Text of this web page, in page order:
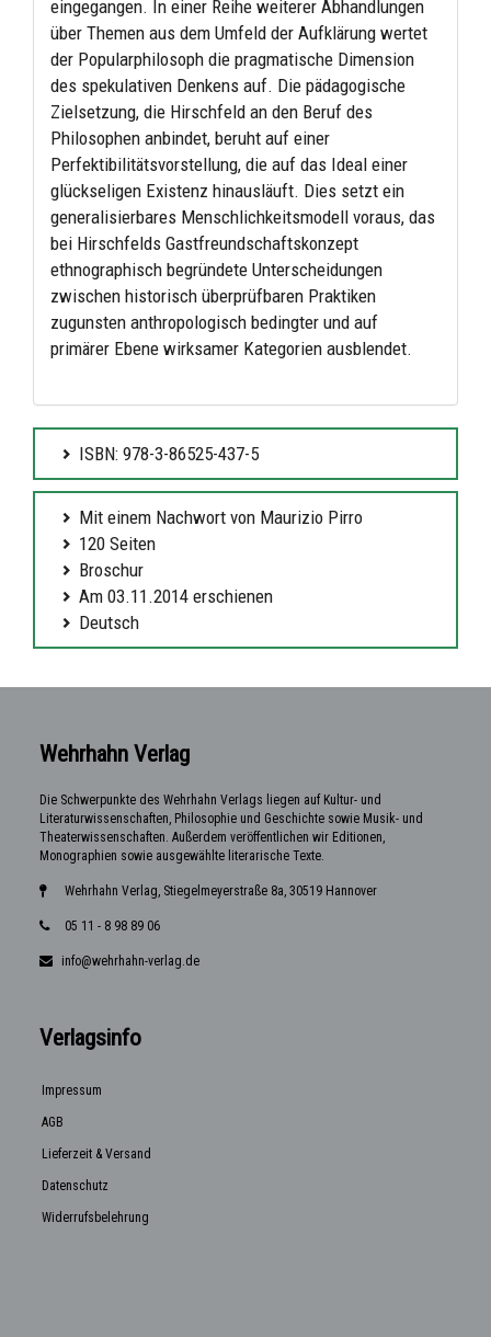
eingegangen. In einer Reihe weiterer Abhandlungen
über Themen aus dem Umfeld der Aufklärung wertet
der Popularphilosoph die pragmatische Dimension
des spekulativen Denkens auf. Die pädagogische
Zielsetzung, die Hirschfeld an den Beruf des
Philosophen anbindet, beruht auf einer
Perfektibilitätsvorstellung, die auf das Ideal einer
glückseligen Existenz hinausläuft. Dies setzt ein
generalisierbares Menschlichkeitsmodell voraus, das
bei Hirschfelds Gastfreundschaftskonzept
ethnographisch begründete Unterscheidungen
zwischen historisch überprüfbaren Praktiken
zugunsten anthropologisch bedingter und auf
primärer Ebene wirksamer Kategorien ausblendet.
ISBN: 978-3-86525-437-5
Mit einem Nachwort von Maurizio Pirro
120 Seiten
Broschur
Am 03.11.2014 erschienen
Deutsch
Wehrhahn Verlag
Die Schwerpunkte des Wehrhahn Verlags liegen auf Kultur- und
Literaturwissenschaften, Philosophie und Geschichte sowie Musik- und
Theaterwissenschaften. Außerdem veröffentlichen wir Editionen,
Monographien sowie ausgewählte literarische Texte.
Wehrhahn Verlag, Stiegelmeyerstraße 8a, 30519 Hannover
05 11 - 8 98 89 06
info@wehrhahn-verlag.de
Verlagsinfo
Impressum
AGB
Lieferzeit & Versand
Datenschutz
Widerrufsbelehrung